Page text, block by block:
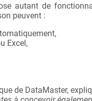
autant de
peuvent :
Excel,
de DataMaster,